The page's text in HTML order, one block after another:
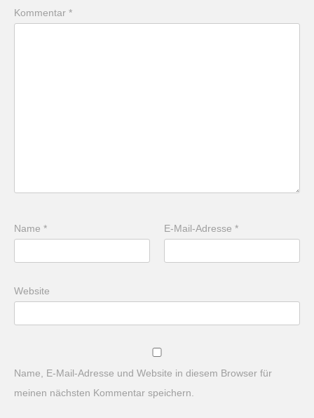
Kommentar *
Name * E-Mail-Adresse*
Website
Name, E-Mail-Adresse und Website in diesem Browser für
meinen nächsten Kommentar speichern.